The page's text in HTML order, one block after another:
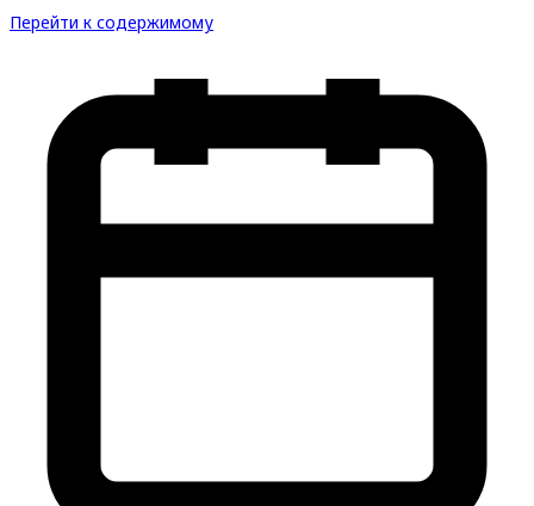
Перейти к содержимому